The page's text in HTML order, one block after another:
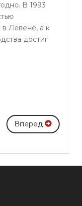
В 1993
Лёвене, а к
достиг
Вперед